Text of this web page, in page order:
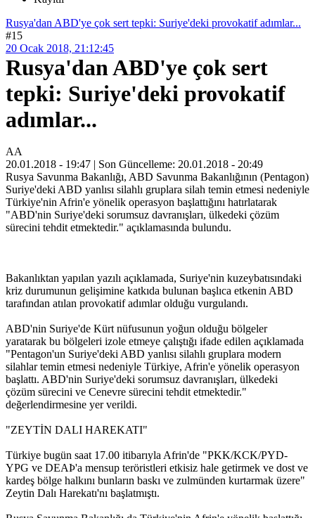
Rusya'dan ABD'ye çok sert tepki: Suriye'deki provokatif adımlar...
#15
20 Ocak 2018, 21:12:45
Rusya'dan ABD'ye çok sert
tepki: Suriye'deki provokatif
adımlar...
AA
20.01.2018 - 19:47 | Son Güncelleme: 20.01.2018 - 20:49
Rusya Savunma Bakanlığı, ABD Savunma Bakanlığının (Pentagon)
Suriye'deki ABD yanlısı silahlı gruplara silah temin etmesi nedeniyle
Türkiye'nin Afrin'e yönelik operasyon başlattığını hatırlatarak
"ABD'nin Suriye'deki sorumsuz davranışları, ülkedeki çözüm
sürecini tehdit etmektedir." açıklamasında bulundu.
Bakanlıktan yapılan yazılı açıklamada, Suriye'nin kuzeybatısındaki
kriz durumunun gelişimine katkıda bulunan başlıca etkenin ABD
tarafından atılan provokatif adımlar olduğu vurgulandı.
ABD'nin Suriye'de Kürt nüfusunun yoğun olduğu bölgeler
yaratarak bu bölgeleri izole etmeye çalıştığı ifade edilen açıklamada
"Pentagon'un Suriye'deki ABD yanlısı silahlı gruplara modern
silahlar temin etmesi nedeniyle Türkiye, Afrin'e yönelik operasyon
başlattı. ABD'nin Suriye'deki sorumsuz davranışları, ülkedeki
çözüm sürecini ve Cenevre sürecini tehdit etmektedir."
değerlendirmesine yer verildi.
"ZEYTİN DALI HAREKATI"
Türkiye bugün saat 17.00 itibarıyla Afrin'de "PKK/KCK/PYD-
YPG ve DEAÞ'a mensup teröristleri etkisiz hale getirmek ve dost ve
kardeş bölge halkını bunların baskı ve zulmünden kurtarmak üzere"
Zeytin Dalı Harekatı'nı başlatmıştı.